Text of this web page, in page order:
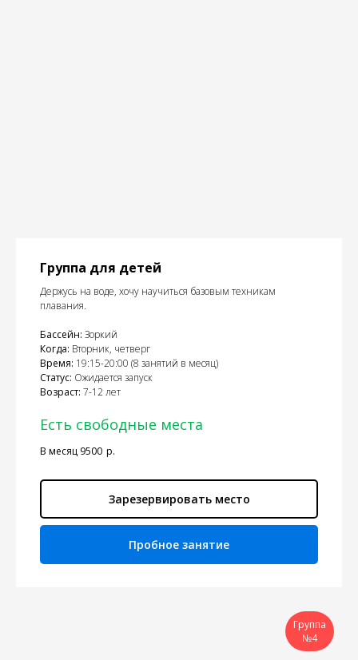
Группа для детей
Держусь на воде, хочу научиться базовым техникам
плавания.
Бассейн: Зоркий
Когда: Вторник, четверг
Время: 19:15-20:00 (8 занятий в месяц)
Статус: Ожидается запуск
Возраст: 7-12 лет
Есть свободные места
В месяц 9500 р.
Зарезервировать место
Пробное занятие
Группа
№4